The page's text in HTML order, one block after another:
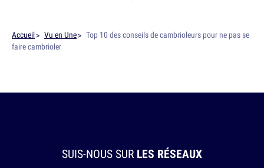
Accueil Vu en Une
Top 10 des conseils de cambrioleurs pour ne pas se
faire cambrioler
SUIS-NOUS SUR LES RÉSEAUX